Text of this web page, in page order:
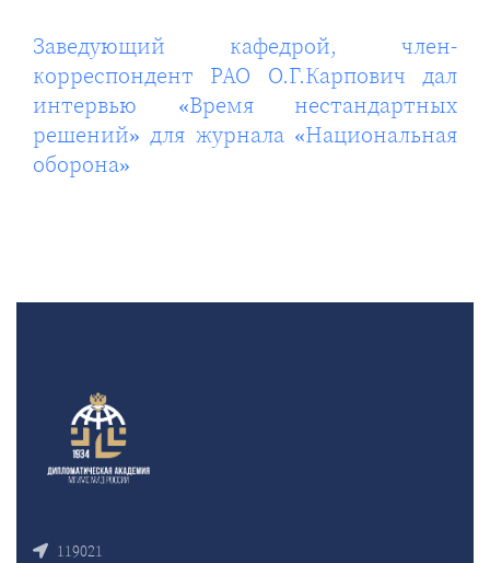
Заведующий кафедрой, член-
корреспондент РАО О.Г.Карпович дал
интервью «Время нестандартных
решений» для журнала «Национальная
оборона»
119021